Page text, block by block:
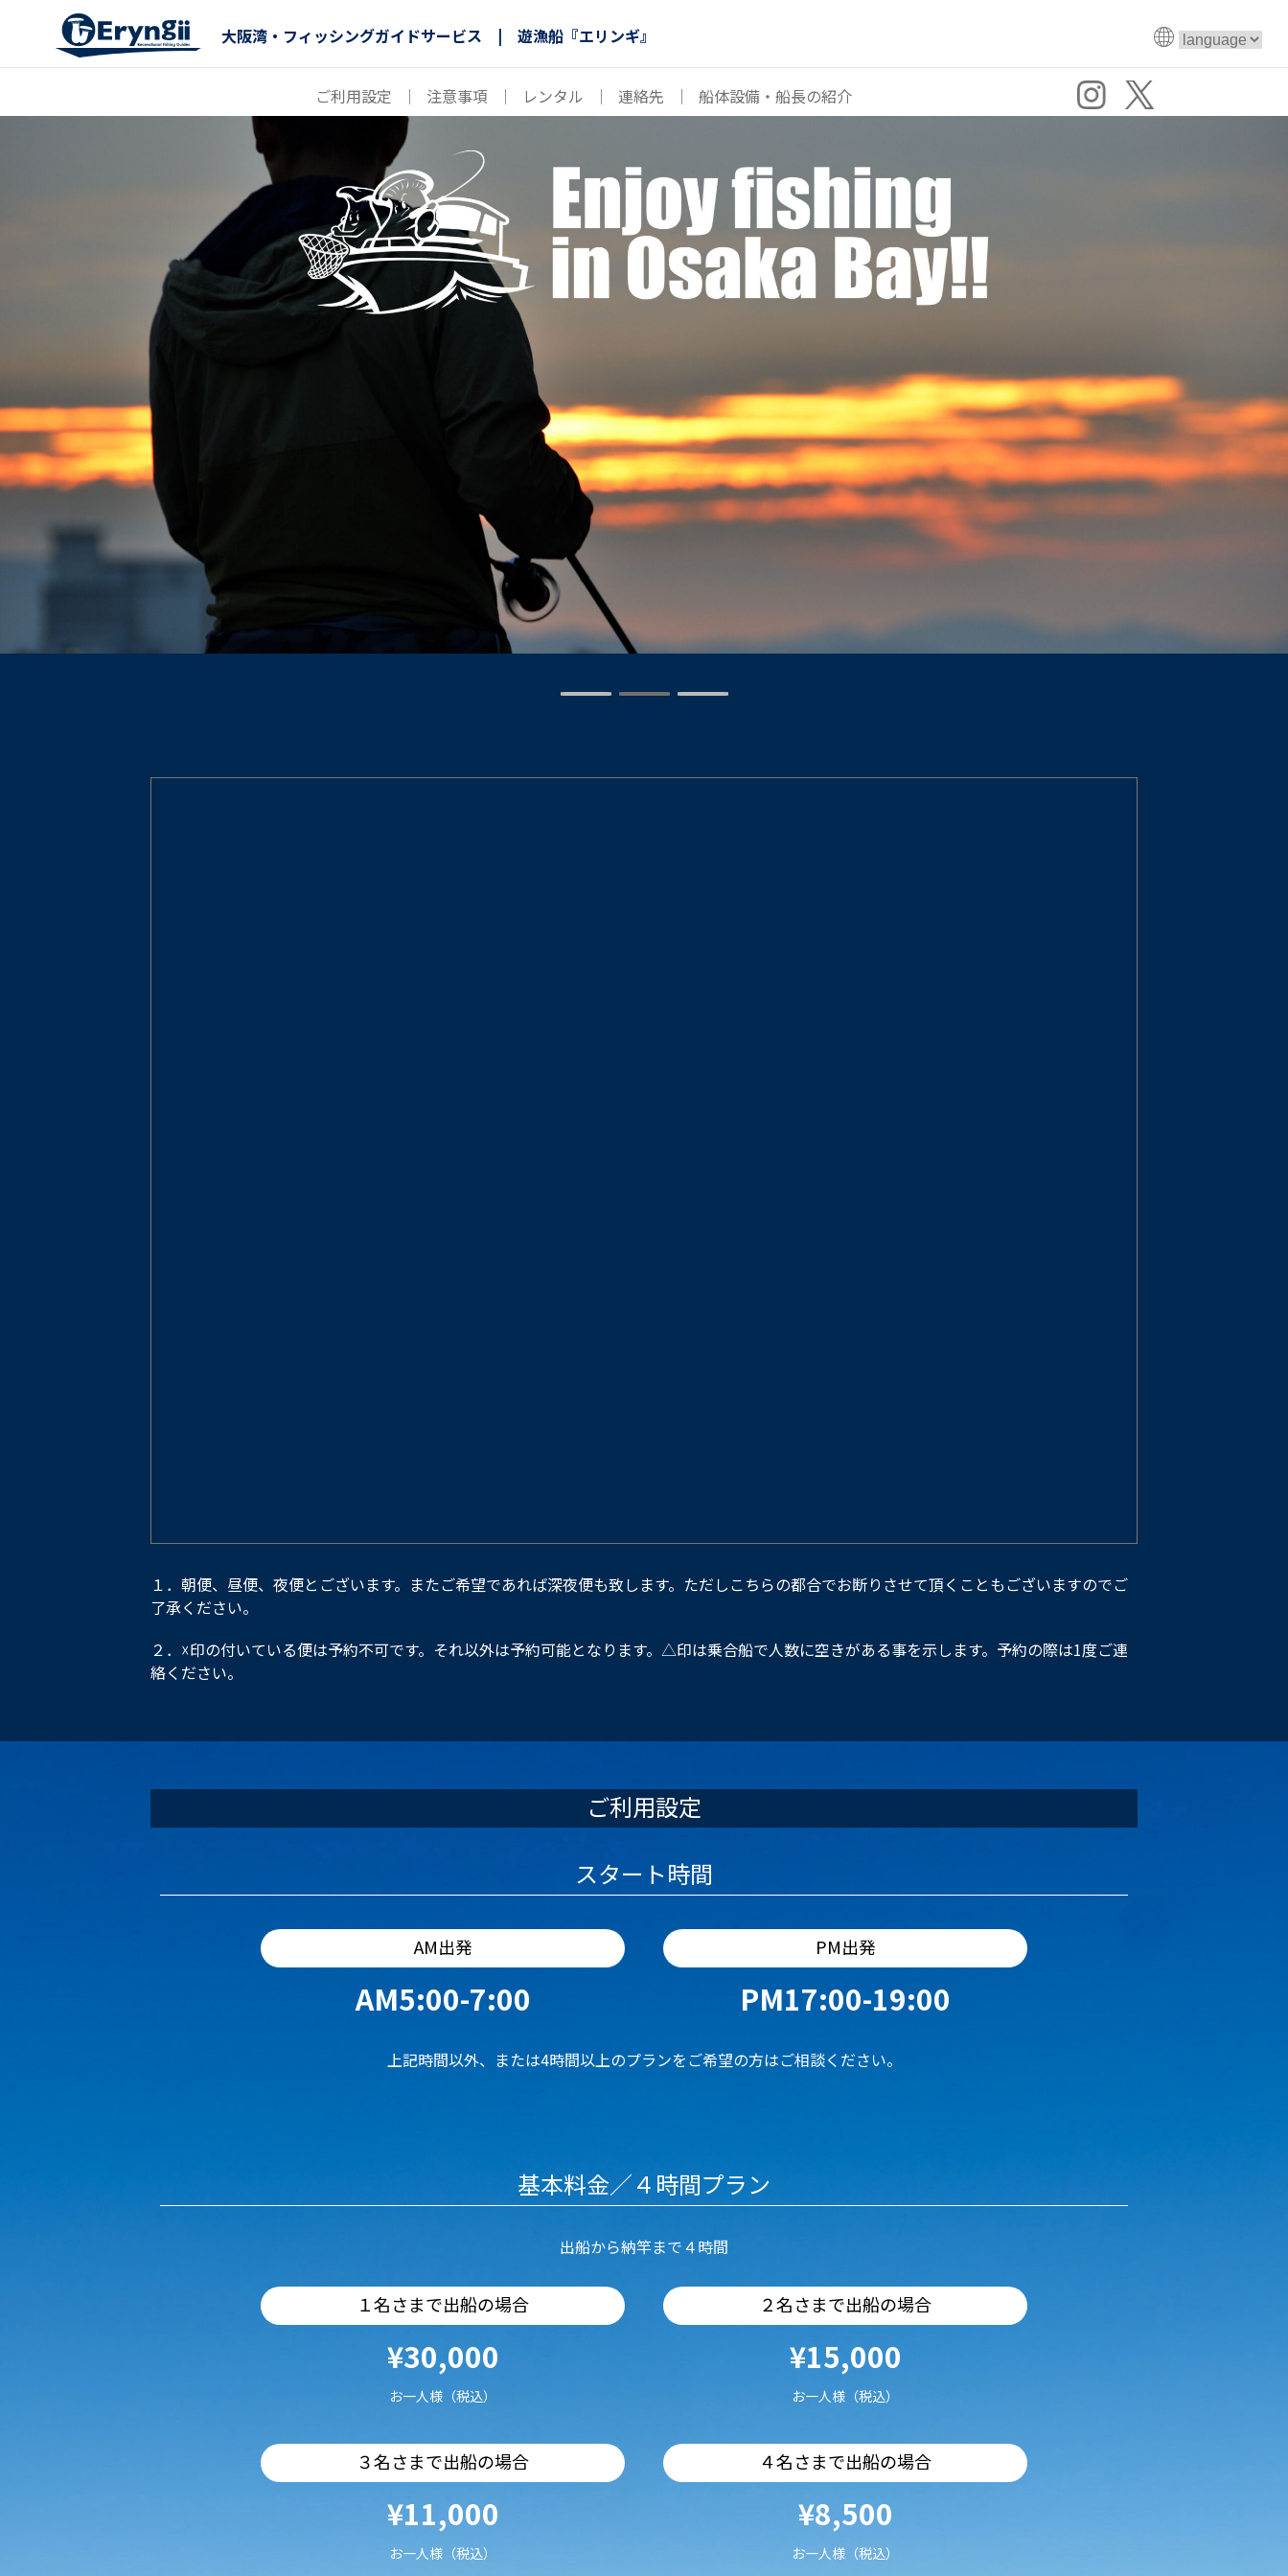
大阪湾・フィッシングガイドサービス | 遊漁船『エリンギ』
ご利用設定 ｜ 注意事項 ｜ レンタル ｜ 連絡先 ｜ 船体設備・船長の紹介
１．朝便、昼便、夜便とございます。またご希望であれば深夜便も致します。ただしこちらの都合でお断りさせて頂くこともございますのでご
了承ください。
２．☓印の付いている便は予約不可です。それ以外は予約可能となります。△印は乗合船で人数に空きがある事を示します。予約の際は1度ご連
絡ください。
ご利用設定
スタート時間
AM出発
AM5:00-7:00
PM出発
PM17:00-19:00
上記時間以外、または4時間以上のプランをご希望の方はご相談ください。
基本料金／４時間プラン
出船から納竿まで４時間
１名さまで出船の場合
¥30,000
お一人様（税込）
２名さまで出船の場合
¥15,000
お一人様（税込）
３名さまで出船の場合
¥11,000
お一人様（税込）
４名さまで出船の場合
¥8,500
お一人様（税込）